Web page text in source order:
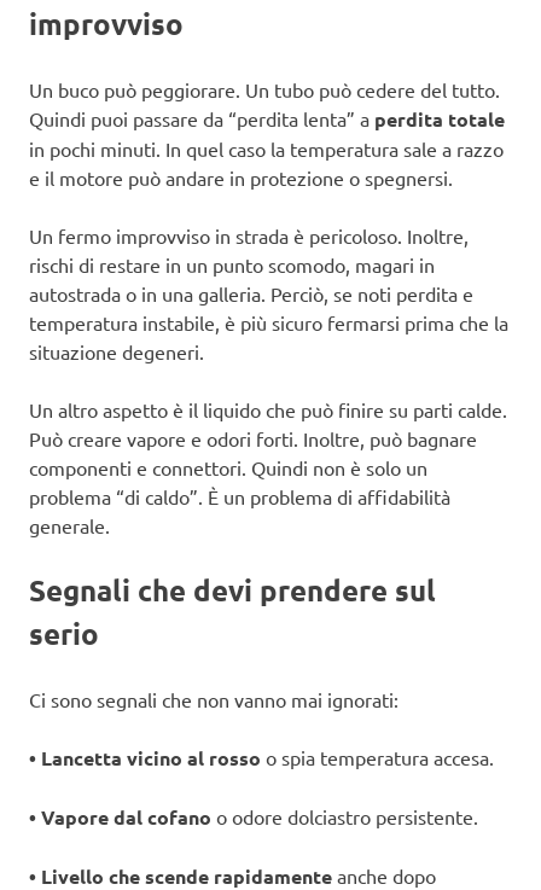
improvviso
Un buco può peggiorare. Un tubo può cedere del tutto.
Quindi puoi passare da “perdita lenta” a perdita totale
in pochi minuti. In quel caso la temperatura sale a razzo
e il motore può andare in protezione o spegnersi.
Un fermo improvviso in strada è pericoloso. Inoltre,
rischi di restare in un punto scomodo, magari in
autostrada o in una galleria. Perciò, se noti perdita e
temperatura instabile, è più sicuro fermarsi prima che la
situazione degeneri.
Un altro aspetto è il liquido che può finire su parti calde.
Può creare vapore e odori forti. Inoltre, può bagnare
componenti e connettori. Quindi non è solo un
problema “di caldo”. È un problema di affidabilità
generale.
Segnali che devi prendere sul
serio
Ci sono segnali che non vanno mai ignorati:
• Lancetta vicino al rosso o spia temperatura accesa.
• Vapore dal cofano o odore dolciastro persistente.
• Livello che scende rapidamente anche dopo